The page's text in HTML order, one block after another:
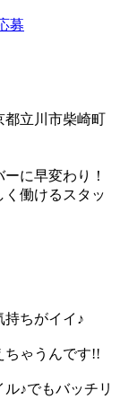
都立川市柴崎町
に早変わり！
く働けるスタッ
持ちがイイ♪
ちゃうんです!!
♪でもバッチリ